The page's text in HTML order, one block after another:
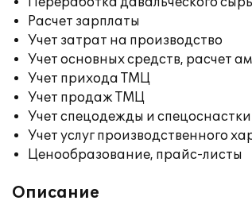
Расчет зарплаты
Учет затрат на производство
Учет основных средств, расчет
Учет прихода ТМЦ
Учет продаж ТМЦ
Учет спецодежды и спецоснастки
Учет услуг производственного
Ценообразование, прайс-листы
Описание